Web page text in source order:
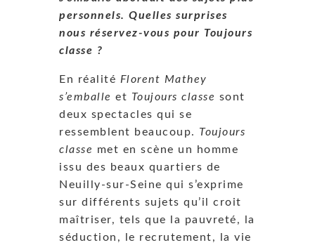
personnels. Quelles surprises
nous réservez-vous pour Toujours
classe ?
En réalité Florent Mathey
s’emballe et Toujours classe sont
deux spectacles qui se
ressemblent beaucoup. Toujours
classe met en scène un homme
issu des beaux quartiers de
Neuilly-sur-Seine qui s’exprime
sur différents sujets qu’il croit
maîtriser, tels que la pauvreté, la
séduction, le recrutement, la vie